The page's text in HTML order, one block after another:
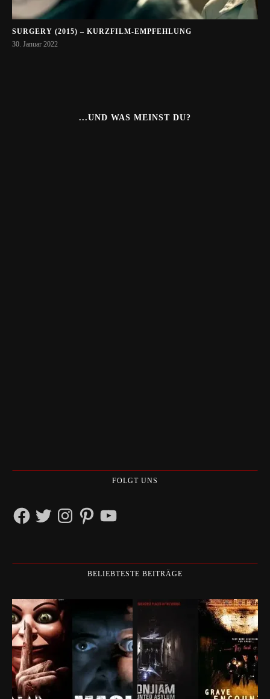
SURGERY (2015) – KURZFILM-EMPFEHLUNG
30. Januar 2022
...UND WAS MEINST DU?
FOLGT UNS
FacebookTwitterInstagramPinterestYouTube
BELIEBTESTE BEITRÄGE